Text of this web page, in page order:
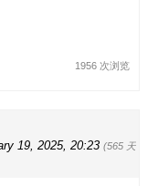
1956 次浏览
19, 2025, 20:23 (565 天